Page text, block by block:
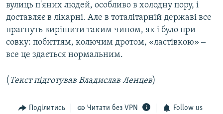
вулиць п'яних людей, особливо в холодну пору, і
доставляє в лікарні. Але в тоталітарній державі все
прагнуть вирішити таким чином, як і було при
совку: побиттям, колючим дротом, «ластівкою» ‒
все це здається нормальним.
( Текст підготував Владислав Ленцев)
Поділитись Читати без VPN Follow us